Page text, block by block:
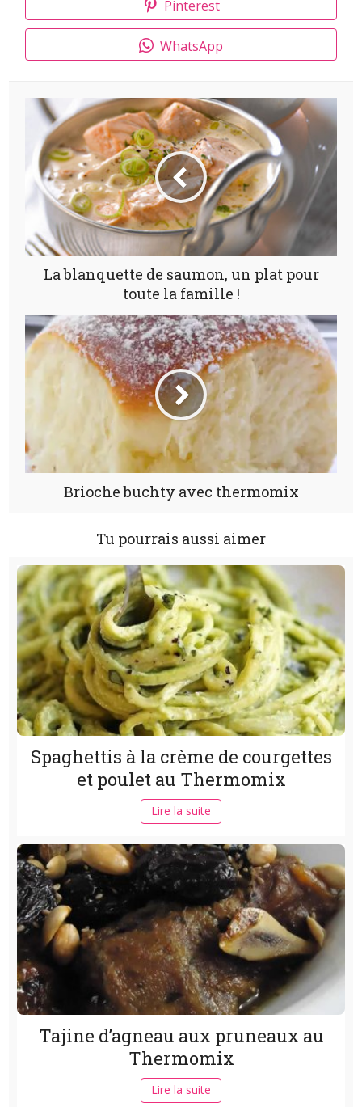
Pinterest
WhatsApp
La blanquette de saumon, un plat pour
toute la famille !
Brioche buchty avec thermomix
Tu pourrais aussi aimer
Spaghettis à la crème de courgettes
et poulet au Thermomix
Lire la suite
Tajine d’agneau aux pruneaux au
Thermomix
Lire la suite